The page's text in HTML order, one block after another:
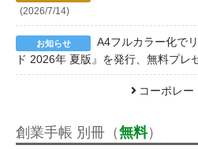
(2026/7/14)
A4フルカラー化で
ド 2026年 夏版』を発行、無料プレ
コーポレー
創業手帳 別冊（無料）